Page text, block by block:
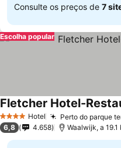
Consulte os preços de 7
Escolha popular
4 EstrelasHotel Perto do parque
Fletcher Hotel-
6,8 4.658 Waalwijk, a